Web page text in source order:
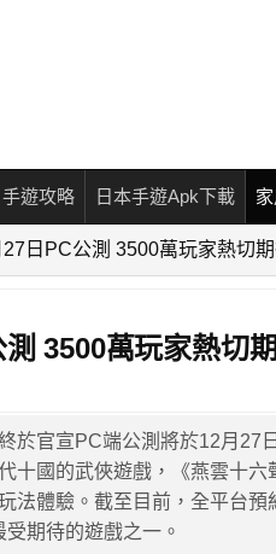
手遊攻略 日本手遊Apk下載
27日PC公測 3500萬玩家熱切
測 3500萬玩家熱切
於官宣PC端公測將於12月27
十國的武俠遊戲，《燕雲十六
法體驗。截至目前，全平台預
期待的遊戲之一。